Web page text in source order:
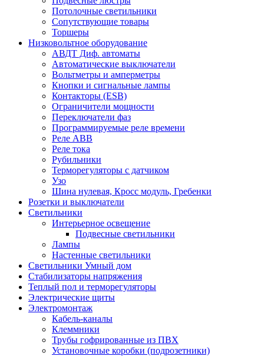
Потолочные светильники
Сопутствующие товары
Торшеры
Низковольтное оборудование
АВДT Диф. автоматы
Автоматические выключатели
Вольтметры и амперметры
Кнопки и сигнальные лампы
Контакторы (ESB)
Ограничители мощности
Переключатели фаз
Программируемые реле времени
Реле ABB
Реле тока
Рубильники
Терморегуляторы с датчиком
Узо
Шина нулевая, Кросс модуль, Гребенки
Розетки и выключатели
Светильники
Интерьерное освещение
Подвесные светильники
Лампы
Настенные светильники
Светильники Умный дом
Стабилизаторы напряжения
Теплый пол и терморегуляторы
Электрические щиты
Электромонтаж
Кабель-каналы
Клеммники
Трубы гофрированные из ПВХ
Установочные коробки (подрозетники)